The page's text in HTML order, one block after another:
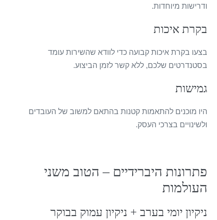
ודרישות מיוחדות.
בקרת איכות
בצעו בקרת איכות קבועה כדי לוודא שהשירות עומד
בסטנדרטים שלכם, ללא קשר לזמן הביצוע.
גמישות
היו מוכנים להתאמות קטנות בהתאם למשוב של העובדים
ולשינויים בצרכי העסק.
פתרונות היברידיים – הטוב משני
העולמות
ניקיון יומי בערב + ניקיון עמוק בבוקר